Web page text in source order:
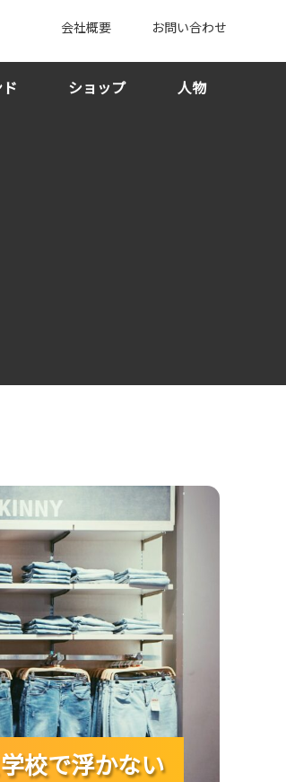
会社概要 お問い合わせ
ショップ 人物
なしを両立！
校で浮かない
校で浮かない
校で浮かない